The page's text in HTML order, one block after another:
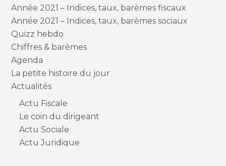
Année 2021 – Indices, taux, barèmes fiscaux
Année 2021 – Indices, taux, barèmes sociaux
Quizz hebdo
Chiffres & barèmes
Agenda
La petite histoire du jour
Actualités
Actu Fiscale
Le coin du dirigeant
Actu Sociale
Actu Juridique